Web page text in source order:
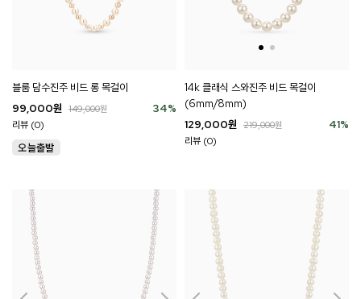
블룸 담수진주 비드 롱 목걸이
34%
99,000원 149,000원
리뷰 (0)
14k 클래식 스와진주 비드 목걸이
(6mm/8mm)
41%
129,000원 219,000원
리뷰 (0)